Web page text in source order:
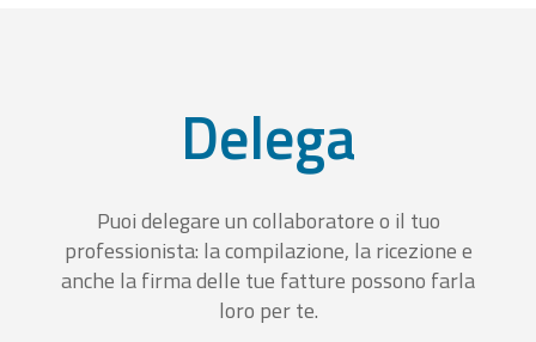
Delega
Puoi delegare un collaboratore o il tuo
professionista: la compilazione, la ricezione e
anche la firma delle tue fatture possono farla
loro per te.